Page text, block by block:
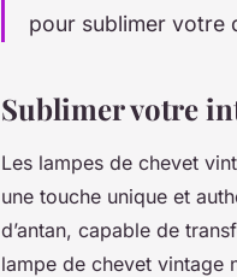
pour sublimer votre
Sublimer votre
Les lampes de chevet
une touche unique et
d’antan, capable de
lampe de chevet vintage